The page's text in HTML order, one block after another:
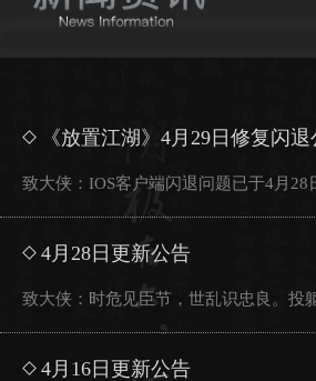
《放置江湖》4月29日修复闪
致大侠：IOS客户端闪退问题已于4月
4月28日更新公告
致大侠：时危见臣节，世乱识忠良。投
4月16日更新公告